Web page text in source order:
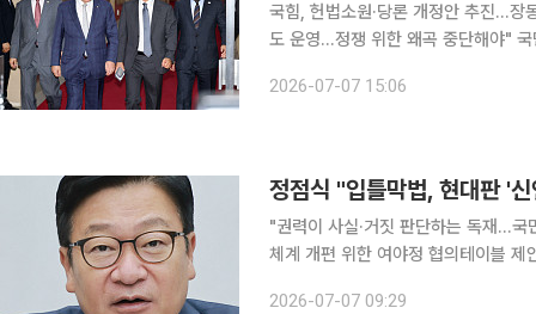
국힘, 헌법소원·당론 개정안 추진…장
도 운영…정쟁 위한 왜곡 중단해야" 국민의힘은 7일 시행된 정보통신망법 개정안을 '온라인 입틀막
"허위조작 정보로 인한 피해를 막기
2026-07-07 15:06
정점식 "입틀막법, 현대판 '
"권력이 사실·거짓 판단하는 독재…
체계 개편 위한 여야정 협의테이블 제안" 정점식 국민의힘 원내대표는 7일 시행된 정보통
2026-07-07 09:29